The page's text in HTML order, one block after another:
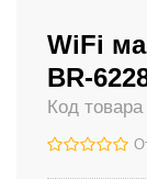
WiFi
BR-
Код товара